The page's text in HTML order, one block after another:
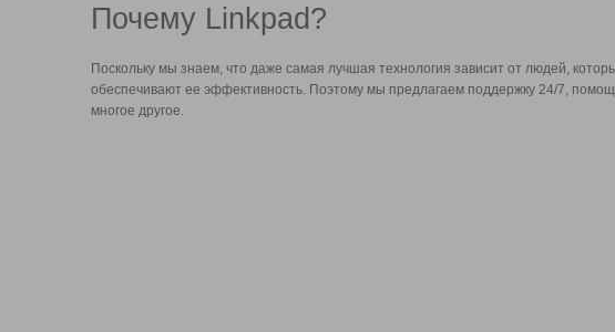
Почему Linkpad?
Поскольку мы знаем, что даже самая лучшая технология зависит от людей,
обеспечивают ее эффективность. Поэтому мы предлагаем поддержку 24/7,
многое другое.